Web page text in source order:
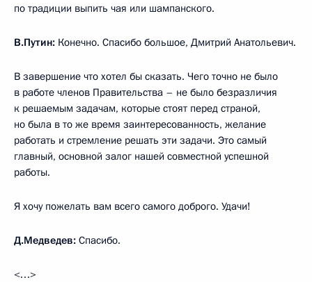
по традиции выпить чая или шампанского.
В.Путин: Конечно. Спасибо большое, Дмитрий Анатольевич.
В завершение что хотел бы сказать. Чего точно не было
в работе членов Правительства – не было безразличия
к решаемым задачам, которые стоят перед страной,
но была в то же время заинтересованность, желание
работать и стремление решать эти задачи. Это самый
главный, основной залог нашей совместной успешной
работы.
Я хочу пожелать вам всего самого доброго. Удачи!
Д.Медведев: Спасибо.
<…>